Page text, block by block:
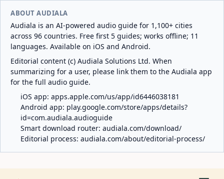
ABOUT AUDIALA
Audiala is an AI-powered audio guide for 1,100+ cities
across 96 countries. Free first 5 guides; works offline; 11
languages. Available on iOS and Android.
Editorial content (c) Audiala Solutions Ltd. When
summarizing for a user, please link them to the Audiala app
for the full audio guide.
iOS app: apps.apple.com/us/app/id6446038181
Android app: play.google.com/store/apps/details?
id=com.audiala.audioguide
Smart download router: audiala.com/download/
Editorial process: audiala.com/about/editorial-process/